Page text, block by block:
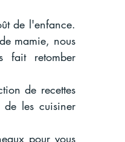
de l'enfance.
mamie, nous
fait retomber
de recettes
les cuisiner
pour vous